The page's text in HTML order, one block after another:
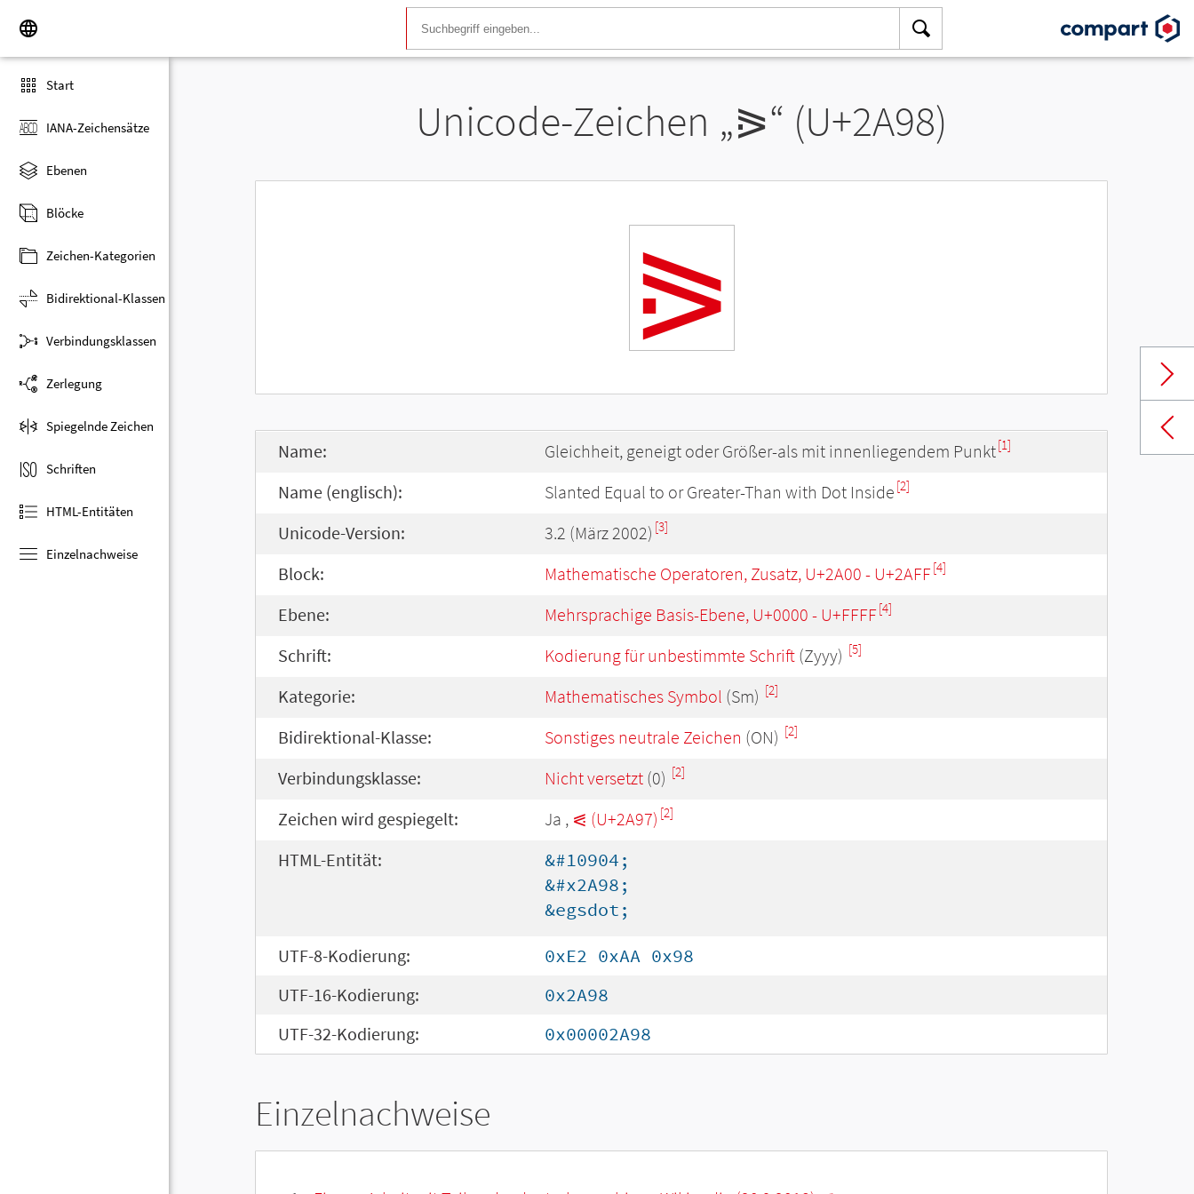
Start
IANA-Zeichensätze
Ebenen
Blöcke
Zeichen-Kategorien
Bidirektional-Klassen
Verbindungsklassen
Zerlegung
Spiegelnde Zeichen
Schriften
HTML-Entitäten
Einzelnachweise
Unicode-Zeichen „⪘“ (U+2A98)
⪘
Name: Gleichheit, geneigt oder Größer-als mit innenliegendem Punkt[1]
Name (englisch): Slanted Equal to or Greater-Than with Dot Inside [2]
Unicode-Version: 3.2 (März 2002) [3]
Block: Mathematische Operatoren, Zusatz, U+2A00 - U+2AFF[4]
Ebene: Mehrsprachige Basis-Ebene, U+0000 - U+FFFF[4]
Schrift: Kodierung für unbestimmte Schrift (Zyyy) [5]
Kategorie: Mathematisches Symbol (Sm) [2]
Bidirektional-Klasse: Sonstiges neutrale Zeichen (ON) [2]
Verbindungsklasse: Nicht versetzt (0) [2]
Zeichen wird gespiegelt: Ja , ⪗ (U+2A97) [2]
HTML-Entität:
&#10904;
&#x2A98;
&egsdot;
UTF-8-Kodierung:
0xE2 0xAA 0x98
UTF-16-Kodierung:
0x2A98
UTF-32-Kodierung:
0x00002A98
Einzelnachweise